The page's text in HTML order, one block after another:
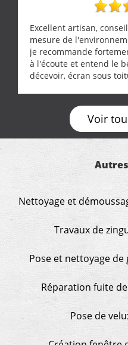
Excellent artisan,
mesure de
je recommande
à l'écoute et entend le
décevoir, écran sous
œuvre sans besoin d'y
Voir
Nettoyage et
Travaux de
Pose et nettoyage
Réparation fuite
Pose de